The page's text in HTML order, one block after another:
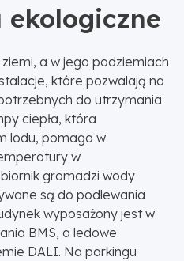
ekologiczne
a w jego podziemiach
które pozwalają na
do utrzymania
ciepła, która
lodu, pomaga w
w
gromadzi wody
są do podlewania
wyposażony jest w
BMS, a ledowe
DALI. Na parkingu